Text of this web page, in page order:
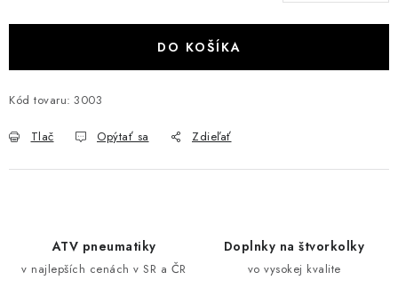
CF MOTO X450/X520/X550/X625
CF MOTO CFORCE X850/X1000
DO KOŠÍKA
Kód tovaru: 3003
Tlač Opýtať sa Zdieľať
ATV pneumatiky
v najlepších cenách v SR a ČR
Doplnky na štvorkolky
vo vysokej kvalite